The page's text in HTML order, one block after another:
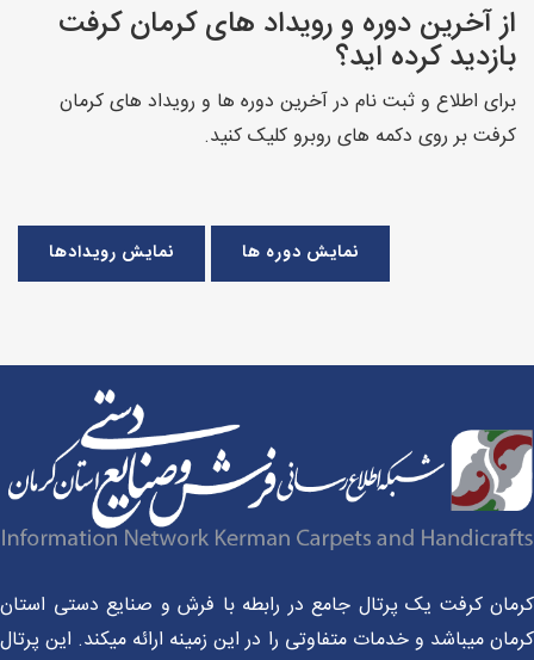
از آخرین دوره و رویداد های کرمان کرفت
بازدید کرده اید؟
برای اطلاع و ثبت نام در آخرین دوره ها و رویداد های کرمان
کرفت بر روی دکمه های روبرو کلیک کنید.
نمایش دوره ها نمایش رویدادها
کرفت یک پرتال جامع در رابطه با فرش و صنایع دستی استان
میباشد و خدمات متفاوتی را در این زمینه ارائه میکند. این پرتال